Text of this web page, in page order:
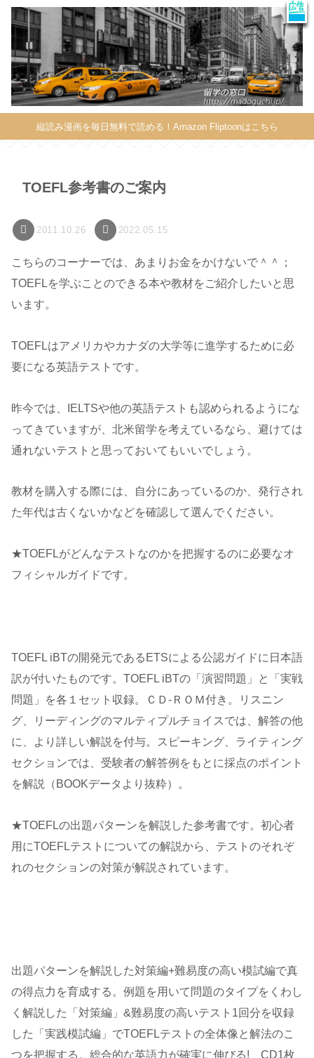
X
このサイトはプロモーションを含みます
縦読み漫画を毎日無料で読める！Amazon Fliptoonはこちら
TOEFL参考書のご案内
2011.10.26 2022.05.15
こちらのコーナーでは、あまりお金をかけないで＾＾；
TOEFLを学ぶことのできる本や教材をご紹介したいと思
います。
TOEFLはアメリカやカナダの大学等に進学するために必
要になる英語テストです。
昨今では、IELTSや他の英語テストも認められるようにな
ってきていますが、北米留学を考えているなら、避けては
通れないテストと思っておいてもいいでしょう。
教材を購入する際には、自分にあっているのか、発行され
た年代は古くないかなどを確認して選んでください。
★TOEFLがどんなテストなのかを把握するのに必要なオ
フィシャルガイドです。
TOEFL iBTの開発元であるETSによる公認ガイドに日本語
訳が付いたものです。TOEFL iBTの「演習問題」と「実戦
問題」を各１セット収録。ＣＤ-ＲＯＭ付き。リスニン
グ、リーディングのマルティプルチョイスでは、解答の他
に、より詳しい解説を付与。スピーキング、ライティング
セクションでは、受験者の解答例をもとに採点のポイント
を解説（BOOKデータより抜粋）。
★TOEFLの出題パターンを解説した参考書です。初心者
用にTOEFLテストについての解説から、テストのそれぞ
れのセクションの対策が解説されています。
出題パターンを解説した対策編+難易度の高い模試編で真
の得点力を育成する。例題を用いて問題のタイプをくわし
く解説した「対策編」&難易度の高いテスト1回分を収録
した「実践模試編」でTOEFLテストの全体像と解法のこ
つを把握する。総合的な英語力が確実に伸びる! CD1枚